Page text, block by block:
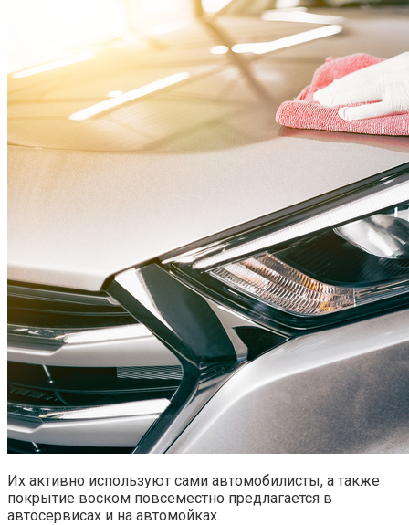
Их активно используют сами автомобилисты, а также
покрытие воском повсеместно предлагается в
автосервисах и на автомойках.